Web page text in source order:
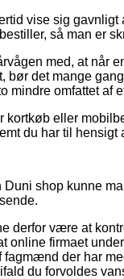
vise sig
så man er
med, at når
bør det mange
mindre omfattet af
kortkøb eller
du har til
Duni shop kunne
derfor være at
online firmaet
fagmænd der har
du forvoldes